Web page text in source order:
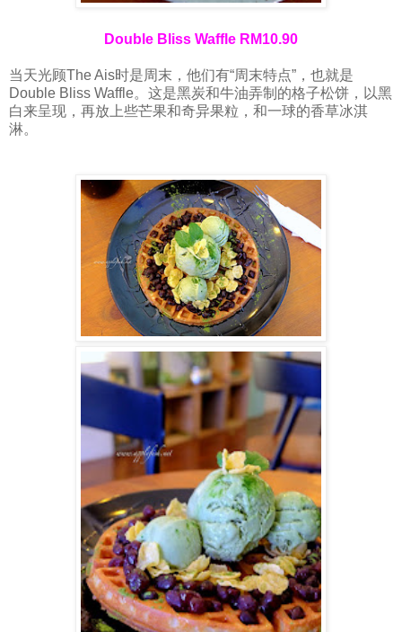
Double Bliss Waffle RM10.90
当天光顾The Ais时是周末，他们有“周末特点”，也就是
Double Bliss Waffle。这是黑炭和牛油弄制的格子松饼，以黑
白来呈现，再放上些芒果和奇异果粒，和一球的香草冰淇
淋。